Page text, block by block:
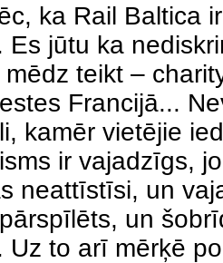
ka Rail Baltica
Es jūtu ka
teikt –
Francijā...
kamēr vietējie
ir vajadzīgs,
neattīstīsi, un
un
Uz to arī mērķē